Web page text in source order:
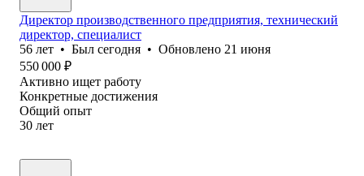
Директор производственного предприятия, технический
директор, специалист
56 лет • Был сегодня • Обновлено 21 июня
550 000 ₽
Активно ищет работу
Конкретные достижения
Общий опыт
30 лет